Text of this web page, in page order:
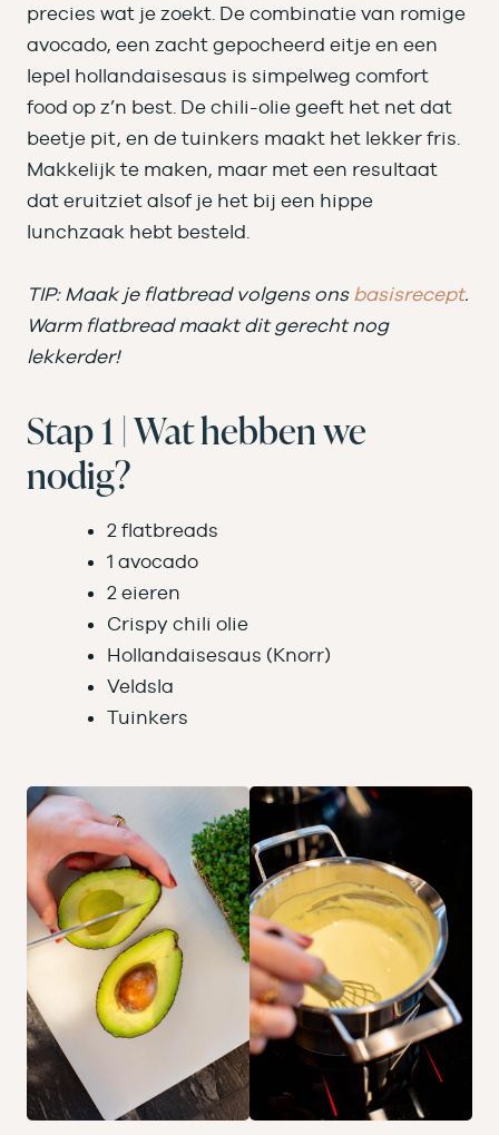
precies wat je zoekt. De combinatie van romige
avocado, een zacht gepocheerd eitje en een
lepel hollandaisesaus is simpelweg comfort
food op z’n best. De chili-olie geeft het net dat
beetje pit, en de tuinkers maakt het lekker fris.
Makkelijk te maken, maar met een resultaat
dat eruitziet alsof je het bij een hippe
lunchzaak hebt besteld.
TIP: Maak je flatbread volgens ons basisrecept.
Warm flatbread maakt dit gerecht nog
lekkerder!
Stap 1 | Wat hebben we
nodig?
2 flatbreads
1 avocado
2 eieren
Crispy chili olie
Hollandaisesaus (Knorr)
Veldsla
Tuinkers